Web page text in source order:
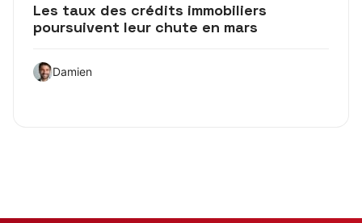
Les taux des crédits immobiliers
poursuivent leur chute en mars
Damien